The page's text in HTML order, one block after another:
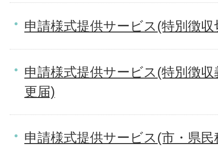
申請様式提供サービス(特別徴
申請様式提供サービス(特別徴
更届)
申請様式提供サービス(市・県